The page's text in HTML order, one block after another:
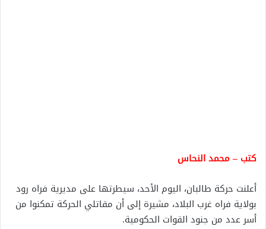
كتب – محمد النحاس
أعلنت حركة طالبان، اليوم الأحد، سيطرتها على مديرية فراه رود
بولاية فراه غرب البلاد، مشيرة إلى أن مقاتلي الحركة تمكنوا من
أسر عدد من جنود القوات الحكومية.